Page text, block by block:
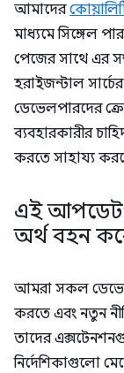
আমাদের
মাধ্যমে সিঙ্গেল
পেজের সাথে এর
হরাইজন্টাল
ডেভেলপারদের
ব্যবহারকারীর
করতে সাহায্য
এই
অর্থ বহন
আমরা সকল
করতে এবং নতুন
তাদের
নির্দেশিকাগুলো